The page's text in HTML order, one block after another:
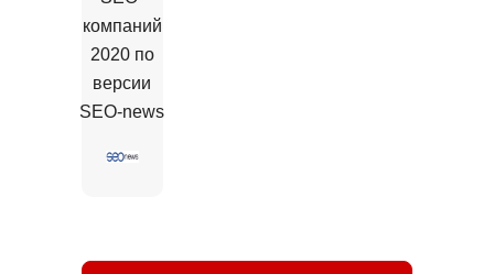
компаний
2020 по
версии
SEO-news